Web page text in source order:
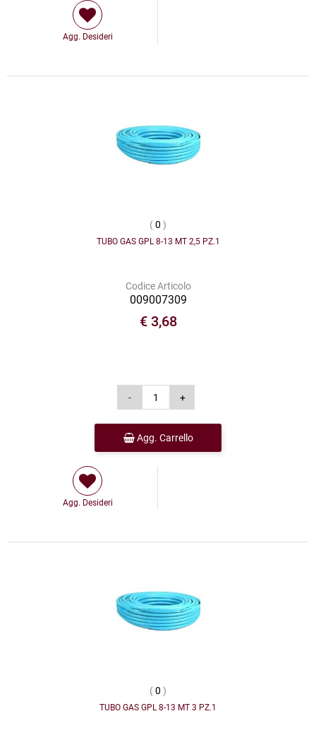
Agg. Desideri
(0 )
TUBO GAS GPL 8-13 MT 2,5 PZ.1
Codice Articolo
009007309
€ 3,68
Agg. Carrello
Agg. Desideri
(0 )
TUBO GAS GPL 8-13 MT 3 PZ.1